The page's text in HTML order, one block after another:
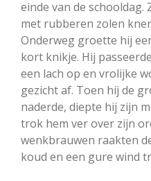
einde van de schooldag.
met rubberen zolen
Onderweg groette hij
kort knikje. Hij
een lach op en vrolijke
gezicht af. Toen hij de
naderde, diepte hij zijn
trok hem ver over zijn
wenkbrauwen raakten
koud en een gure wind